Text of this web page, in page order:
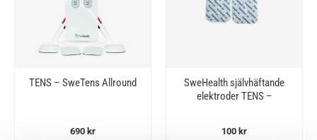
TENS – SweTens Allround
690 kr
SweHealth självhäftande
elektroder TENS –
100 kr